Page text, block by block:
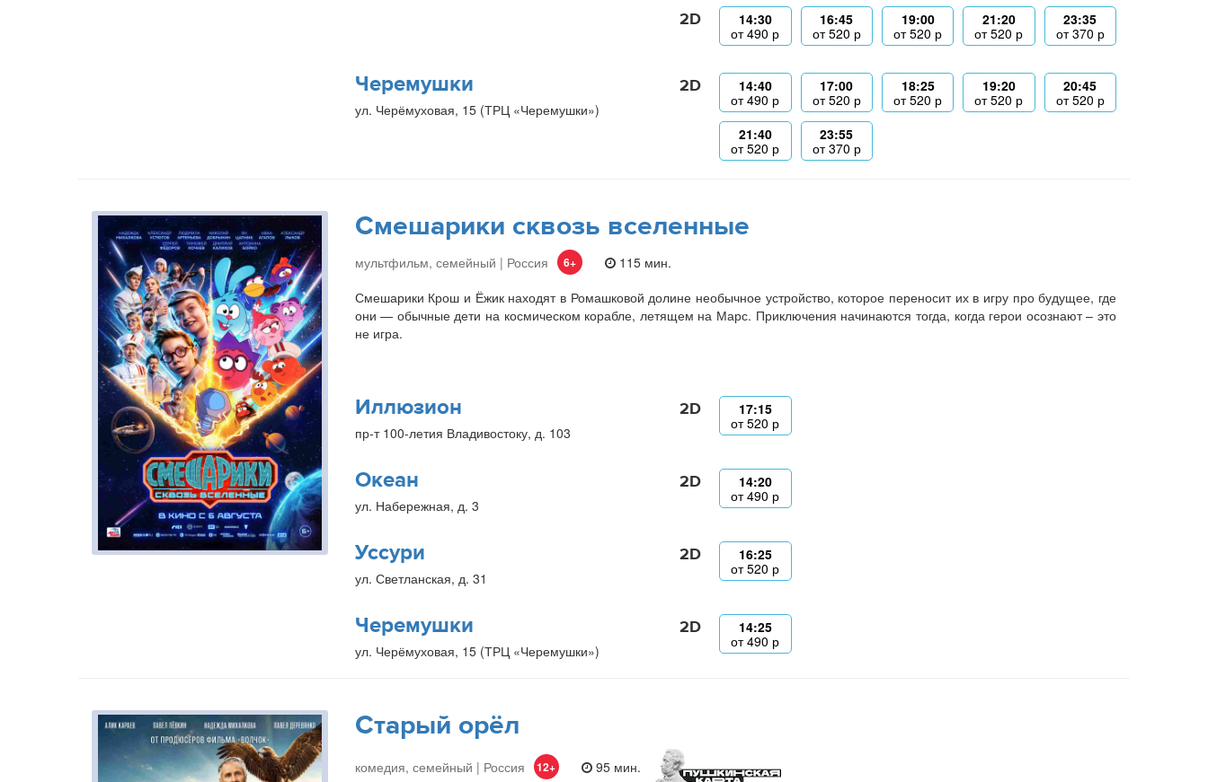
2D
14:30
от490 р
16:45
от520 р
19:00
от520 р
21:20
от520 р
23:35
от370 р
Черемушки
ул. Черёмуховая, 15 (ТРЦ «Черемушки»)
2D
14:40
от490 р
17:00
от520 р
18:25
от520 р
19:20
от520 р
20:45
от520 р
21:40
от520 р
23:55
от370 р
Смешарики сквозь вселенные
мультфильм, семейный | Россия 6+
115 мин.
Смешарики Крош и Ёжик находят в Ромашковой долине необычное устройство, которое переносит их в игру про будущее, где
они — обычные дети на космическом корабле, летящем на Марс. Приключения начинаются тогда, когда герои осознают – это
не игра.
Иллюзион
пр-т 100-летия Владивостоку, д. 103
2D
17:15
от520 р
Океан
ул. Набережная, д. 3
2D
14:20
от490 р
Уссури
ул. Светланская, д. 31
2D
16:25
от520 р
Черемушки
ул. Черёмуховая, 15 (ТРЦ «Черемушки»)
2D
14:25
от490 р
Старый орёл
комедия, семейный | Россия 12+ 95 мин.